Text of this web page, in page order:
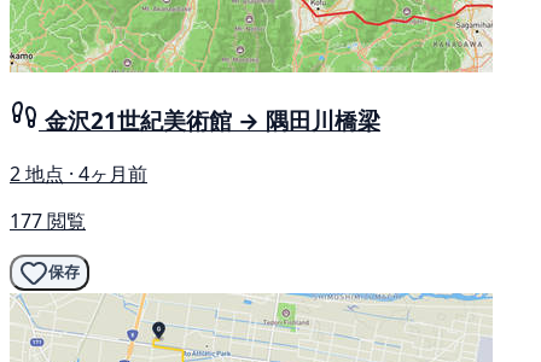
金沢21世紀美術館 → 隅田川橋梁
2 地点 · 4ヶ月前
177 閲覧
保存